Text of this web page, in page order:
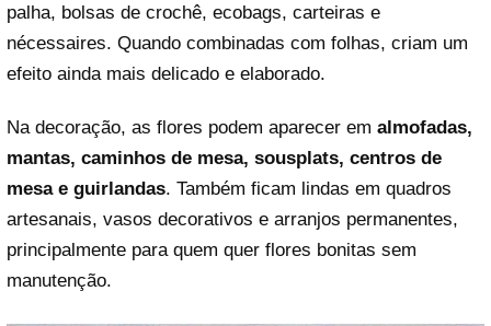
palha, bolsas de crochê, ecobags, carteiras e
nécessaires. Quando combinadas com folhas, criam um
efeito ainda mais delicado e elaborado.
Na decoração, as flores podem aparecer em almofadas,
mantas, caminhos de mesa, sousplats, centros de
mesa e guirlandas. Também ficam lindas em quadros
artesanais, vasos decorativos e arranjos permanentes,
principalmente para quem quer flores bonitas sem
manutenção.